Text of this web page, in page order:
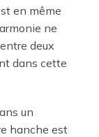
en même
ne
deux
dans cette
un
hanche est